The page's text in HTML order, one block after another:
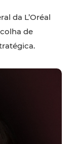
da L’Oréal
de